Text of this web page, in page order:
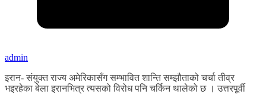
admin
इरान- संयुक्त राज्य अमेरिकासँग सम्भावित शान्ति सम्झौताको चर्चा तीव्र
भइरहेका बेला इरानभित्र त्यसको विरोध पनि चर्किन थालेको छ । उत्तरपूर्वी